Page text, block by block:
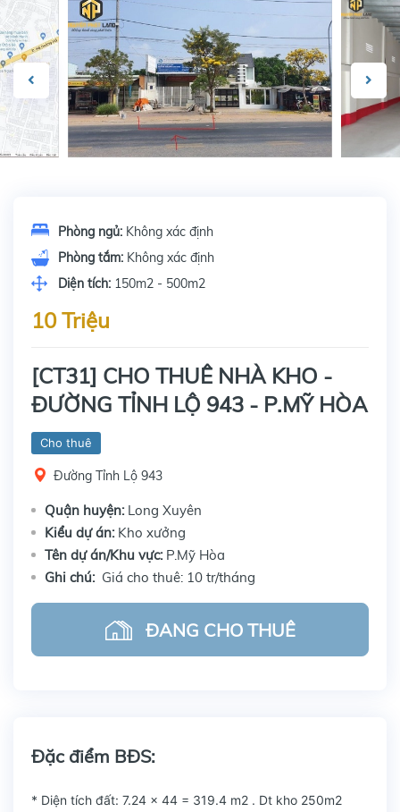
Phòng ngủ: Không xác định
Phòng tắm: Không xác định
Diện tích: 150m2 - 500m2
10 Triệu
[CT31] CHO THUÊ NHÀ KHO -
ĐƯỜNG TỈNH LỘ 943 - P.MỸ HÒA
Cho thuê
Đường Tỉnh Lộ 943
Quận huyện: Long Xuyên
Kiểu dự án: Kho xưởng
Tên dự án/Khu vực: P.Mỹ Hòa
Ghi chú: Giá cho thuê: 10 tr/tháng
ĐANG CHO THUÊ
Đặc điểm BĐS:
* Diện tích đất: 7.24 x 44 = 319.4 m2 . Dt kho 250m2